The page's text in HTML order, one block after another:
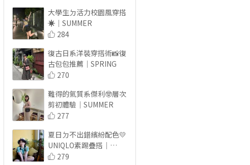
大學生ㄉ活力校園風穿搭
☀️｜SUMMER
284
復古日系洋裝穿搭術📸復
古包包推薦｜SPRING
270
難得的氣質系傑利🤓層次
剪初體驗｜SUMMER
277
夏日ㄉ不出錯繽紛配色💛
UNIQLO素踢疊搭｜
SUMMER
279